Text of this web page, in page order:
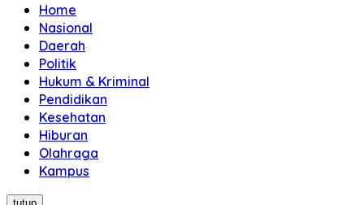
Home
Nasional
Daerah
Politik
Hukum & Kriminal
Pendidikan
Kesehatan
Hiburan
Olahraga
Kampus